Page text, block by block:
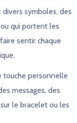
symboles, des
qui portent les
sentir chaque
touche personnelle
messages, des
le bracelet ou les